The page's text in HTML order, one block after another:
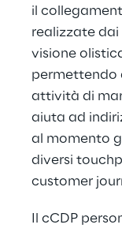
il
realizzate
visione
permettendo
attività di
aiuta ad
al momento
diversi
customer
Il cCDP